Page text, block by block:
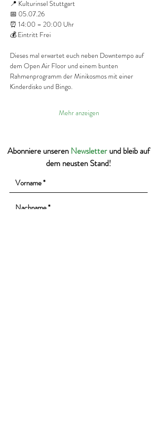
📍 Kulturinsel Stuttgart
📅 05.07.26
⏰ 14:00 – 20:00 Uhr
💰 Eintritt Frei
Dieses mal erwartet euch neben Downtempo auf
dem Open Air Floor und einem bunten
Rahmenprogramm der Minikosmos mit einer
Kinderdisko und Bingo.
Mehr anzeigen
Abonniere unseren Newsletter und bleib auf
dem neusten Stand!